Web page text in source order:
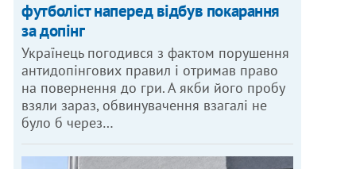
футболіст наперед відбув покарання
за допінг
Українець погодився з фактом порушення
антидопінгових правил і отримав право
на повернення до гри. А якби його пробу
взяли зараз, обвинувачення взагалі не
було б через…